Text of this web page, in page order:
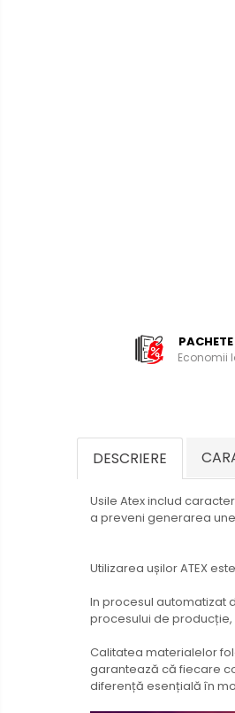
Economii
DESCRIERE
Usile Atex includ
a preveni generarea
Utilizarea ușilor ATEX
In procesul automatizat
procesului de
Calitatea materialelor
garantează că fiecare
diferență esențială în